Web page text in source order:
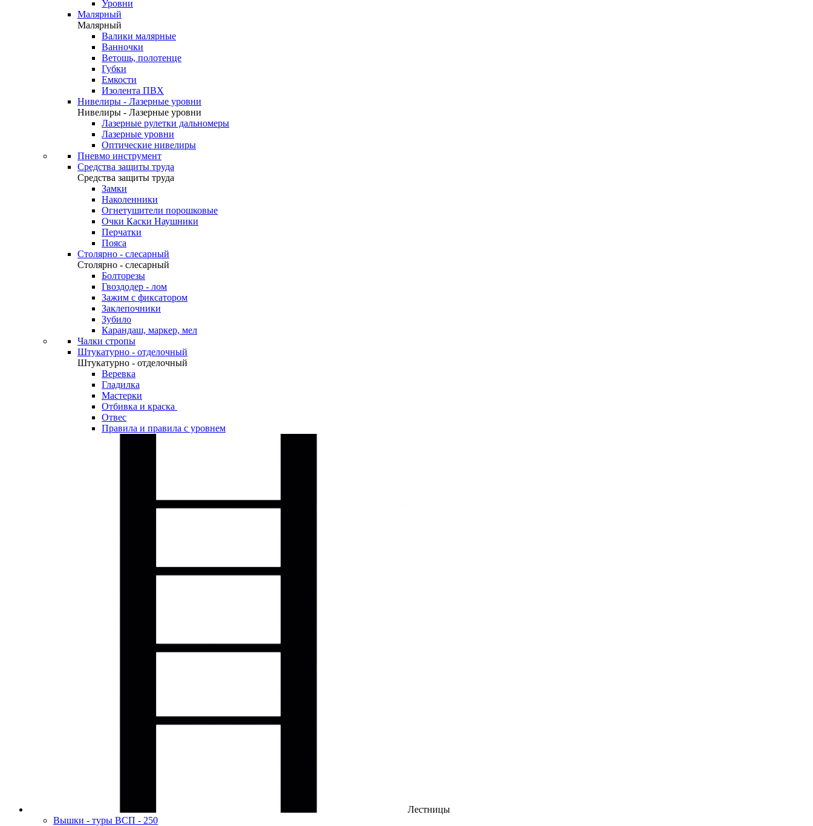
Уровни
Малярный
Малярный
Валики малярные
Ванночки
Ветошь, полотенце
Губки
Емкости
Изолента ПВХ
Нивелиры - Лазерные уровни
Нивелиры - Лазерные уровни
Лазерные рулетки дальномеры
Лазерные уровни
Оптические нивелиры
Пневмо инструмент
Средства защиты труда
Средства защиты труда
Замки
Наколенники
Огнетушители порошковые
Очки Каски Наушники
Перчатки
Пояса
Столярно - слесарный
Столярно - слесарный
Болторезы
Гвоздодер - лом
Зажим с фиксатором
Заклепочники
Зубило
Карандаш, маркер, мел
Чалки стропы
Штукатурно - отделочный
Штукатурно - отделочный
Веревка
Гладилка
Мастерки
Отбивка и краска
Отвес
Правила и правила с уровнем
Лестницы
Вышки - туры ВСП - 250